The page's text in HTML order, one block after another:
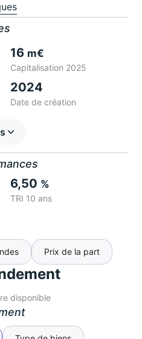
16 m€
Capitalisation 2025
2024
Date de création
6,50 %
TRI 10 ans
Prix de la part
disponible